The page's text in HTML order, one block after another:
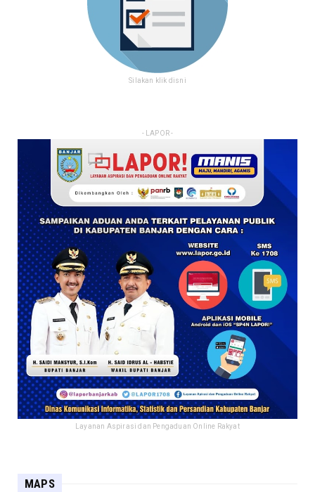
Silakan klik disni
- LAPOR -
Layanan Aspirasi dan Pengaduan Online Rakyat
MAPS